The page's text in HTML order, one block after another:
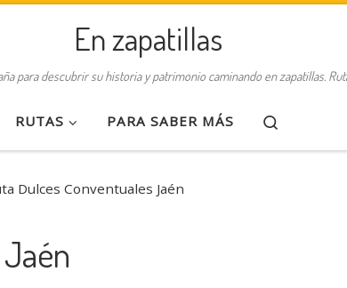
En zapatillas
para descubrir su historia y patrimonio caminando en zapatillas.
RUTAS PARA SABER MÁS
Dulces Conventuales Jaén